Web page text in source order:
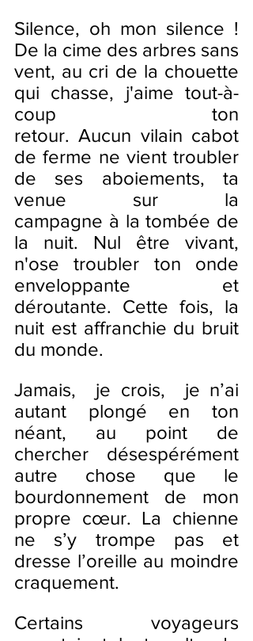
Silence, oh mon silence !
De la cime des arbres sans
vent, au cri de la chouette
qui chasse, j'aime tout-à-
coup ton
retour. Aucun vilain cabot
de ferme ne vient troubler
de ses aboiements, ta
venue sur la
campagne à la tombée de
la nuit. Nul être vivant,
n'ose troubler ton onde
enveloppante et
déroutante. Cette fois, la
nuit est affranchie du bruit
du monde.
Jamais,  je crois,  je n’ai
autant plongé en ton
néant, au point de
chercher désespérément
autre chose que le
bourdonnement de mon
propre cœur. La chienne
ne s’y trompe pas et
dresse l’oreille au moindre
craquement.
Certains voyageurs